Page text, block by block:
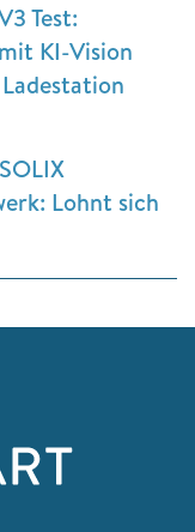
Test:
KI-Vision
Lohnt sich